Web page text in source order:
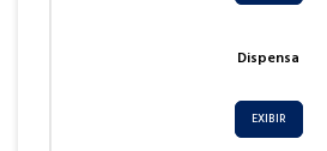
Dispensa
EXIBIR